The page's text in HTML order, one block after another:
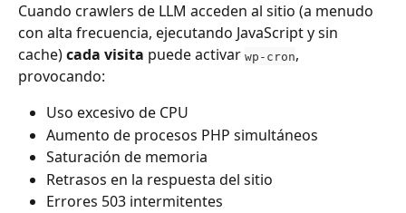
Cuando crawlers de LLM acceden al sitio (a menudo
con alta frecuencia, ejecutando JavaScript y sin
cache) cada visita puede activar wp-cron,
provocando:
Uso excesivo de CPU
Aumento de procesos PHP simultáneos
Saturación de memoria
Retrasos en la respuesta del sitio
Errores 503 intermitentes